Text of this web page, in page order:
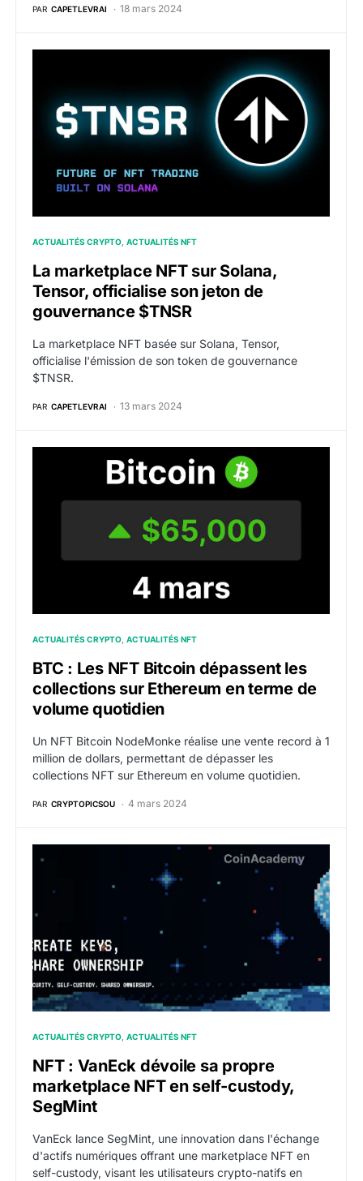
PAR CAPETLEVRAI 18 mars 2024
La marketplace NFT sur Solana, Tensor, officialise
ACTUALITÉS CRYPTO ACTUALITÉS NFT
La marketplace NFT sur Solana,
Tensor, officialise son jeton de
gouvernance $TNSR
La marketplace NFT basée sur Solana, Tensor,
officialise l'émission de son token de gouvernance
$TNSR.
PAR CAPETLEVRAI 13 mars 2024
BTC : Les NFT Bitcoin dépassent les collections sur
ACTUALITÉS CRYPTO ACTUALITÉS NFT
BTC : Les NFT Bitcoin dépassent les
collections sur Ethereum en terme de
volume quotidien
Un NFT Bitcoin NodeMonke réalise une vente record à 1
million de dollars, permettant de dépasser les
collections NFT sur Ethereum en volume quotidien.
PAR CRYPTOPICSOU 4 mars 2024
NFT : VanEck dévoile sa propre marketplace NFT
ACTUALITÉS CRYPTO ACTUALITÉS NFT
NFT : VanEck dévoile sa propre
marketplace NFT en self-custody,
SegMint
VanEck lance SegMint, une innovation dans l'échange
d'actifs numériques offrant une marketplace NFT en
self-custody, visant les utilisateurs crypto-natifs en